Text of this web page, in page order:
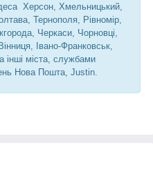
Херсон, Хмельницький,
Тернополя, Рівномір,
Черкаси, Чорновці,
Івано-Франковськ,
інші міста, службами
Нова Пошта, Justin.